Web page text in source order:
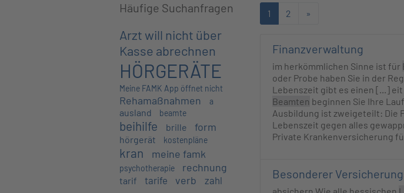
Häufige Suchanfragen
Arzt will nicht über
Kasse abrechnen
HÖRGERÄTE
Meine FAMK App öffnet nicht
Rehamaßnahmen a
ausland beamte
beihilfe brille form
hörgerät kostenpläne
kran meine famk
psychotherapie rechnung
tarif tarife verb zahl
1 2 »
Finanzverwaltung
im herkömmlichen Sinne ist für
oder Probe haben Sie in der
Lebenszeit gibt es einen [...]
Beamten beginnen Sie Ihre
Ausbildung ist zweigeteilt: Die
Lebenszeit gegen alles
Private Krankenversicherung
Besonderer